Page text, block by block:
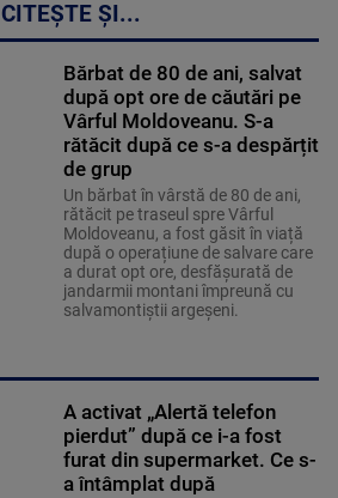
CITEȘTE ȘI...
Bărbat de 80 de ani, salvat
după opt ore de căutări pe
Vârful Moldoveanu. S-a
rătăcit după ce s-a despărțit
de grup
Un bărbat în vârstă de 80 de ani,
rătăcit pe traseul spre Vârful
Moldoveanu, a fost găsit în viață
după o operațiune de salvare care
a durat opt ore, desfășurată de
jandarmii montani împreună cu
salvamontiștii argeșeni.
A activat „Alertă telefon
pierdut” după ce i-a fost
furat din supermarket. Ce s-
a întâmplat după